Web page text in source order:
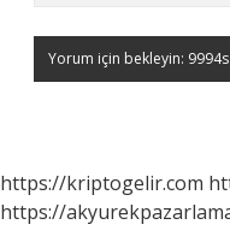
https://kriptogelir.com
https://